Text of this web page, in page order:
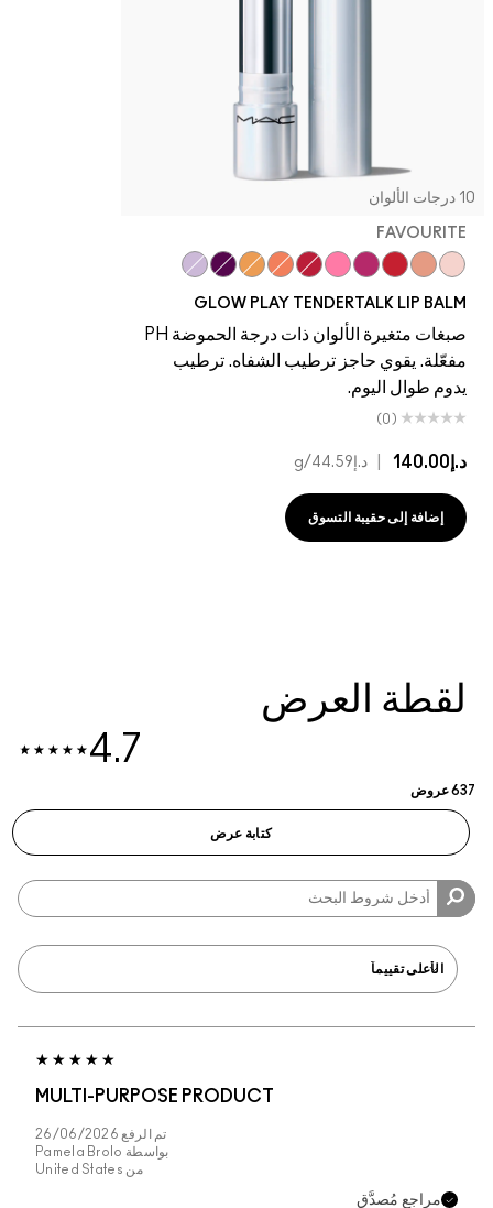
GLOW PLAY TENDERTALK LIP
صبغات متغيرة الألوان ذات درجة الحموضة PH
يقوي حاجز ترطيب الشفاه. ترطيب
طوال اليوم.
(0)
| د.إ44.59 /g
إلى حقيبة التسوق
العرض
كتابة عرض
MULTI-PURPOSE PRODUCT
26/06/2026
Pamela Brolo
United States
مُصدَّق